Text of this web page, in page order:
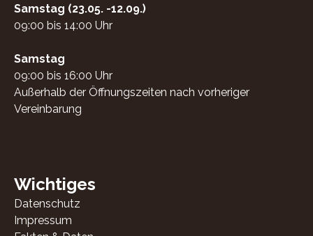
Samstag (23.05. -12.09.)
09:00 bis 14:00 Uhr
Samstag
09:00 bis 16:00 Uhr
Außerhalb der Öffnungszeiten nach vorheriger
Vereinbarung
Wichtiges
Datenschutz
Impressum